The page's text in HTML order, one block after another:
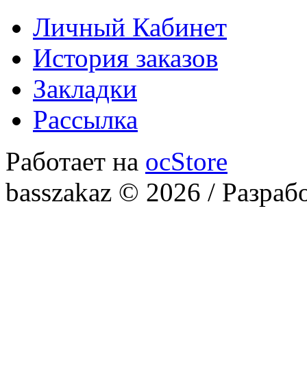
Личный Кабинет
История заказов
Закладки
Рассылка
Работает на ocStore
basszakaz © 2026 /